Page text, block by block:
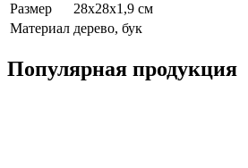
Размер
28х28х1,9 см
Материал дерево, бук
Популярная продукция